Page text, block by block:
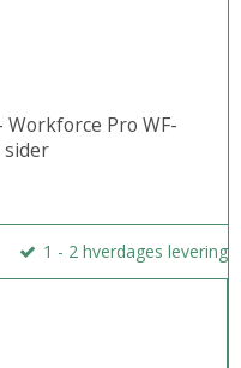
Pro WF-
sider
1 - 2 hverdages levering